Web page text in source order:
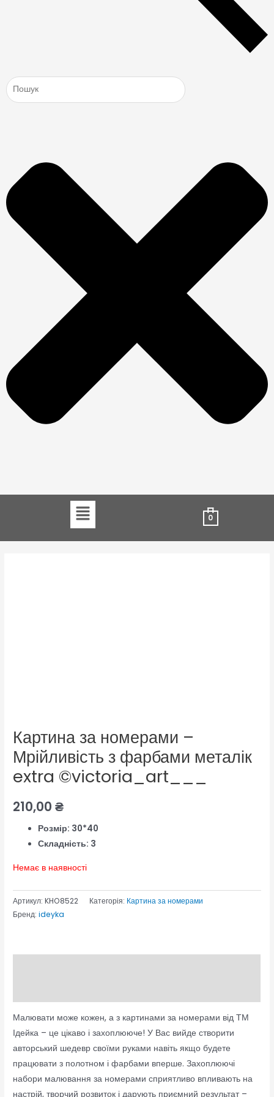
Menu
0
Картина за номерами –
Мрійливість з фарбами металік
extra ©victoria_art___
210,00₴
Розмір: 30*40
Складність: 3
Немає в наявності
Артикул:KHO8522 Категорія: Картина за номерами
Бренд:ideyka
Малювати може кожен, а з картинами за номерами від ТМ
Ідейка – це цікаво і захоплююче! У Вас вийде створити
авторський шедевр своїми руками навіть якщо будете
працювати з полотном і фарбами вперше. Захоплюючі
набори малювання за номерами сприятливо впливають на
настрій, творчий розвиток і дарують приємний результат –